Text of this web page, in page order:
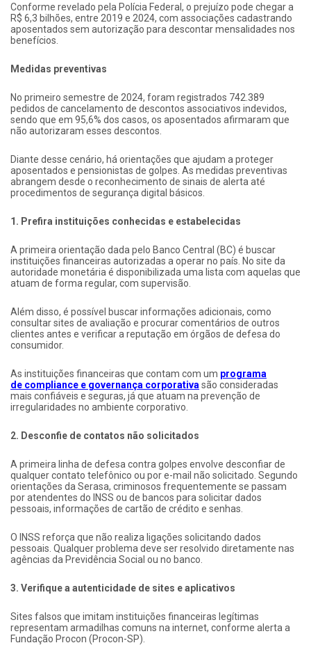
Conforme revelado pela Polícia Federal, o prejuízo pode chegar a
R$ 6,3 bilhões, entre 2019 e 2024, com associações cadastrando
aposentados sem autorização para descontar mensalidades nos
benefícios.
Medidas preventivas
No primeiro semestre de 2024, foram registrados 742.389
pedidos de cancelamento de descontos associativos indevidos,
sendo que em 95,6% dos casos, os aposentados afirmaram que
não autorizaram esses descontos.
Diante desse cenário, há orientações que ajudam a proteger
aposentados e pensionistas de golpes. As medidas preventivas
abrangem desde o reconhecimento de sinais de alerta até
procedimentos de segurança digital básicos.
1. Prefira instituições conhecidas e estabelecidas
A primeira orientação dada pelo Banco Central (BC) é buscar
instituições financeiras autorizadas a operar no país. No site da
autoridade monetária é disponibilizada uma lista com aquelas que
atuam de forma regular, com supervisão.
Além disso, é possível buscar informações adicionais, como
consultar sites de avaliação e procurar comentários de outros
clientes antes e verificar a reputação em órgãos de defesa do
consumidor.
As instituições financeiras que contam com um programa
de compliance e governança corporativa são consideradas
mais confiáveis e seguras, já que atuam na prevenção de
irregularidades no ambiente corporativo.
2. Desconfie de contatos não solicitados
A primeira linha de defesa contra golpes envolve desconfiar de
qualquer contato telefônico ou por e-mail não solicitado. Segundo
orientações da Serasa, criminosos frequentemente se passam
por atendentes do INSS ou de bancos para solicitar dados
pessoais, informações de cartão de crédito e senhas.
O INSS reforça que não realiza ligações solicitando dados
pessoais. Qualquer problema deve ser resolvido diretamente nas
agências da Previdência Social ou no banco.
3. Verifique a autenticidade de sites e aplicativos
Sites falsos que imitam instituições financeiras legítimas
representam armadilhas comuns na internet, conforme alerta a
Fundação Procon (Procon-SP).